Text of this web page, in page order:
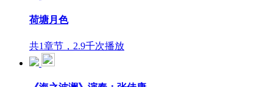
荷塘月色
共1章节，2.9千次播放